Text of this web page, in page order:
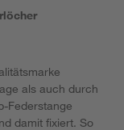
als auch durch
Federstange
damit fixiert. So